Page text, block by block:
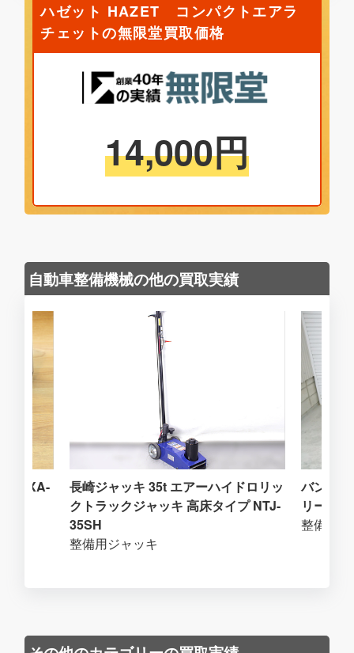
ハゼット HAZET コンパクトエアラ
チェットの無限堂買取価格
14,000円
自動車整備機械の他の買取実績
MEXA-
長崎ジャッキ 35t エアーハイドロリッ
クトラックジャッキ 高床タイプ NTJ-
35SH
整備用ジャッキ
バンザ
リーテ
整備用